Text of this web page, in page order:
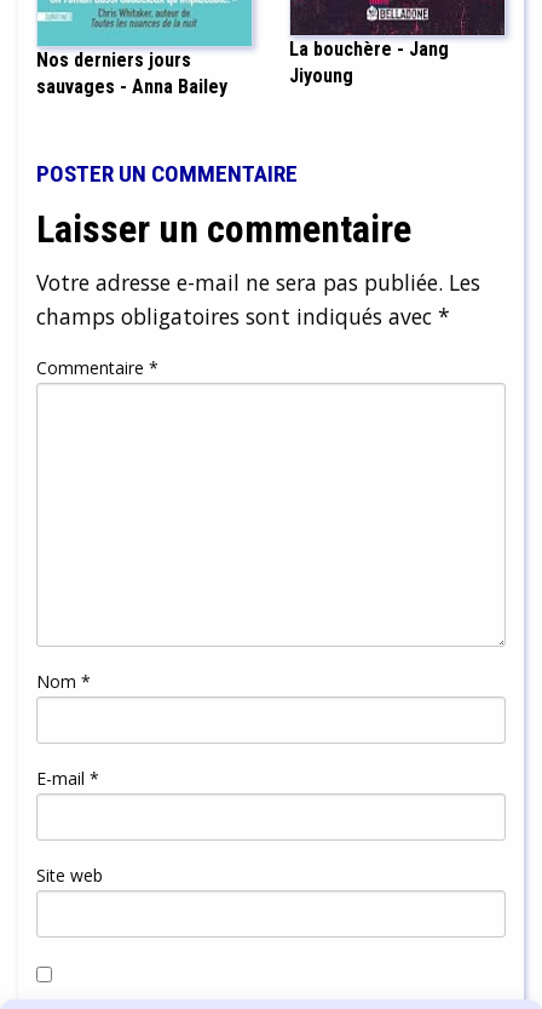
Nos derniers jours
sauvages - Anna Bailey
La bouchère - Jang
Jiyoung
POSTER UN COMMENTAIRE
Laisser un commentaire
Votre adresse e-mail ne sera pas publiée. Les
champs obligatoires sont indiqués avec *
Commentaire *
Nom *
E-mail *
Site web